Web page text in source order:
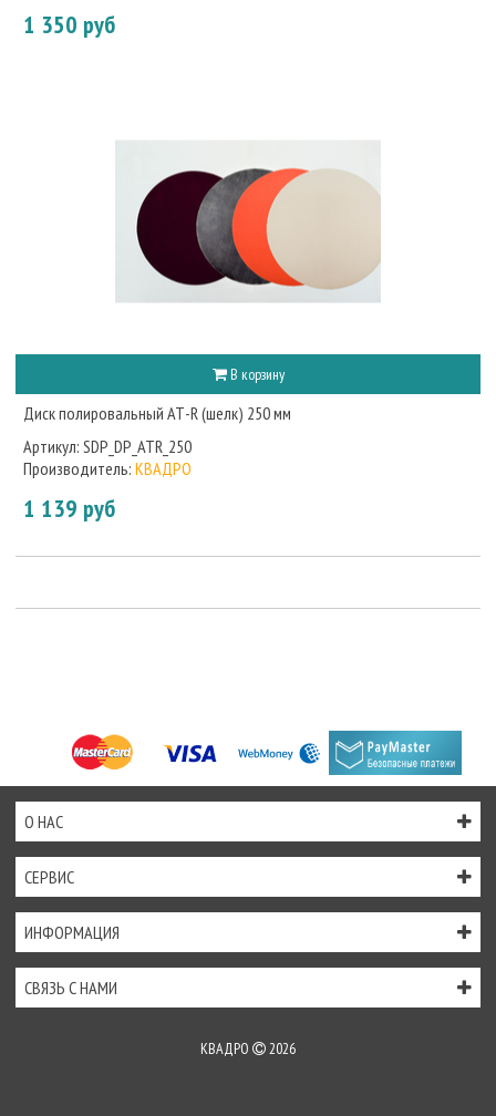
1 350 руб
В корзину
Диск полировальный АТ-R (шелк) 250 мм
Артикул: SDP_DP_ATR_250
Производитель: КВАДРО
1 139 руб
О НАС
СЕРВИС
ИНФОРМАЦИЯ
СВЯЗЬ С НАМИ
КВАДРО 2026